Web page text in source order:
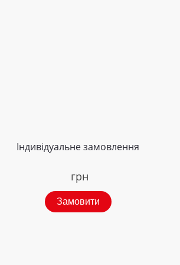
Індивідуальне замовлення
грн
Замовити